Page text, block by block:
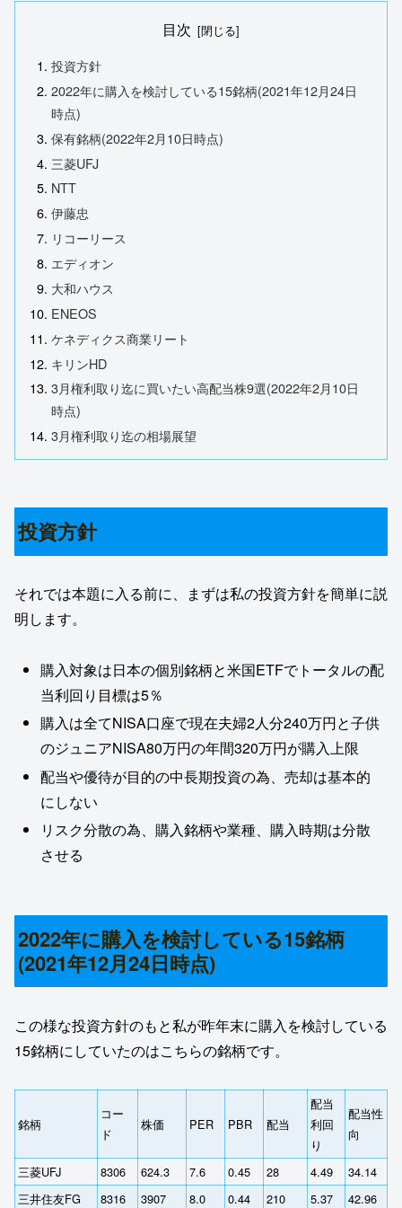
目次
投資方針
2022年に購入を検討している15銘柄(2021年12月24日
時点)
保有銘柄(2022年2月10日時点)
三菱UFJ
NTT
伊藤忠
リコーリース
エディオン
大和ハウス
ENEOS
ケネディクス商業リート
キリンHD
3月権利取り迄に買いたい高配当株9選(2022年2月10日
時点)
3月権利取り迄の相場展望
投資方針
それでは本題に入る前に、まずは私の投資方針を簡単に説
明します。
購入対象は日本の個別銘柄と米国ETFでトータルの配
当利回り目標は5％
購入は全てNISA口座で現在夫婦2人分240万円と子供
のジュニアNISA80万円の年間320万円が購入上限
配当や優待が目的の中長期投資の為、売却は基本的
にしない
リスク分散の為、購入銘柄や業種、購入時期は分散
させる
2022年に購入を検討している15銘柄
(2021年12月24日時点)
この様な投資方針のもと私が昨年末に購入を検討している
15銘柄にしていたのはこちらの銘柄です。
銘柄
コー
ド
株価 PER PBR 配当
配当
利回
り
配当性
向
三菱UFJ 8306 624.3 7.6 0.45 28 4.49
34.14
三井住友FG
8316 3907 8.0 0.44 210 5.37
42.96